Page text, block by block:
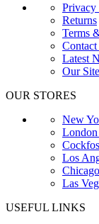
Privacy
Returns
Terms
Latest
Our
OUR STORES
New
Los
Chicago
Las
USEFUL LINKS